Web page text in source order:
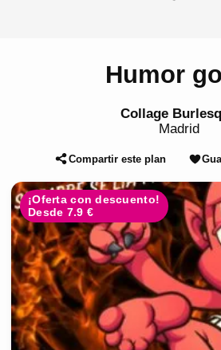
Humor
Collage
Madrid
Compartir este plan
¡Oferta con descuento!
Desde 7.9 €